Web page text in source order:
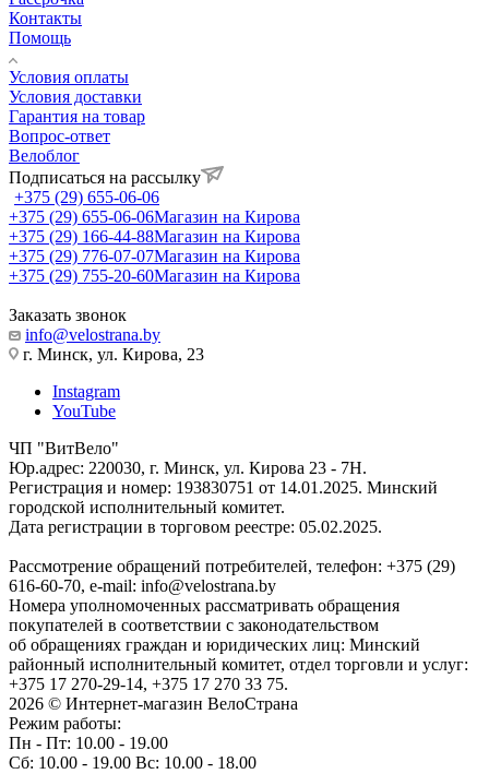
Контакты
Помощь
Условия оплаты
Условия доставки
Гарантия на товар
Вопрос-ответ
Велоблог
Подписаться на рассылку
+375 (29) 655-06-06
+375 (29) 655-06-06Магазин на Кирова
+375 (29) 166-44-88Магазин на Кирова
+375 (29) 776-07-07Магазин на Кирова
+375 (29) 755-20-60Магазин на Кирова
Заказать звонок
info@velostrana.by
г. Минск, ул. Кирова, 23
Instagram
YouTube
ЧП "ВитВело"
Юр.адрес: 220030, г. Минск, ул. Кирова 23 - 7Н.
Регистрация и номер: 193830751 от 14.01.2025. Минский
городской исполнительный комитет.
Дата регистрации в торговом реестре: 05.02.2025.
Рассмотрение обращений потребителей, телефон: +375 (29)
616-60-70, e-mail: info@velostrana.by
Номера уполномоченных рассматривать обращения
покупателей в соответствии с законодательством
об обращениях граждан и юридических лиц: Минский
районный исполнительный комитет, отдел торговли и услуг:
+375 17 270-29-14, +375 17 270 33 75.
2026 © Интернет-магазин ВелоСтрана
Режим работы:
Пн - Пт: 10.00 - 19.00
Сб: 10.00 - 19.00 Вс: 10.00 - 18.00